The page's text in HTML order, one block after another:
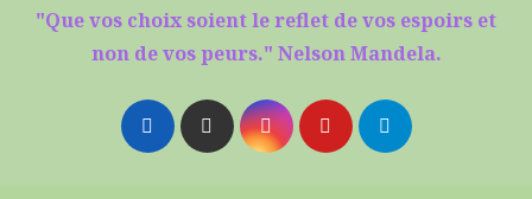
"Que vos choix soient le reflet de vos espoirs et
non de vos peurs." Nelson Mandela.